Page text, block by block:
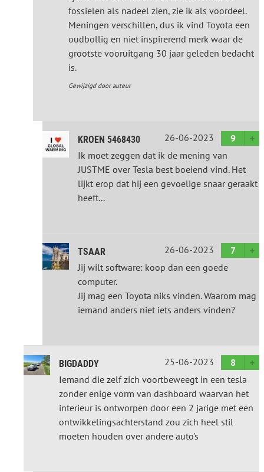
fossielen als nadeel zien, zie ik als voordeel.
Meningen verschillen, dus ik vind Toyota een
oudbollig en niet inspirerend merk waar de
grootste vooruitgang 30 jaar geleden bedacht
is.
Gewijzigd door auteur
KROEN 5468430 26-06-2023
9
Ik moet zeggen dat ik de mening van
JUSTME over Tesla best boeiend vind. Het
lijkt erop dat hij een gevoelige snaar geraakt
heeft...
TSAAR 26-06-2023
7
Jij wilt software: koop dan een goede
computer.
Jij mag een Toyota niks vinden. Waarom mag
iemand anders niet iets anders vinden?
BIGDADDY 25-06-2023
8
Iemand die zelf zich voortbeweegt in een tesla
zonder enige vorm van dashboard waarvan het
interieur is ontworpen door een 2 jarige met een
ontwikkelingsachterstand zou zich heel stil
moeten houden over andere auto's